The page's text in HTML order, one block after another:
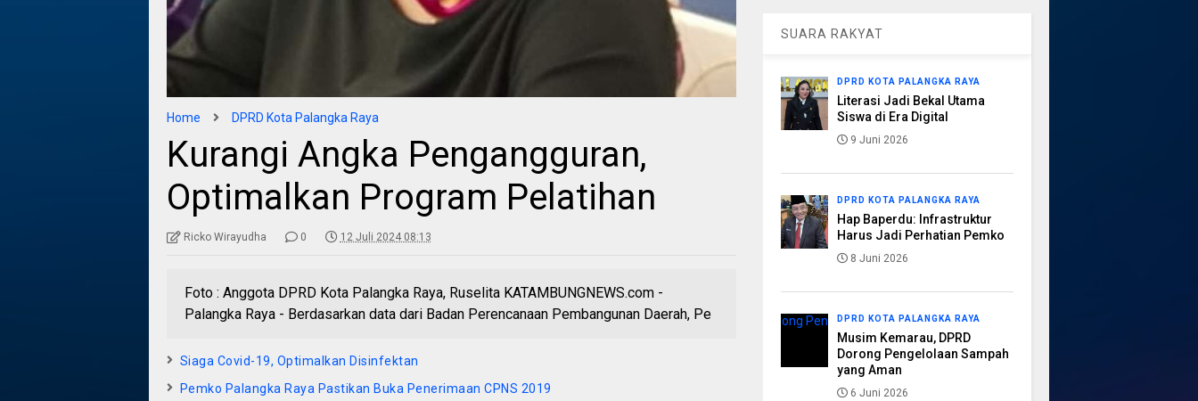
Home DPRD Kota Palangka Raya
Kurangi Angka Pengangguran,
Optimalkan Program Pelatihan
Ricko Wirayudha 0 12 Juli 2024 08:13
Foto : Anggota DPRD Kota Palangka Raya, Ruselita KATAMBUNGNEWS.com -
Palangka Raya - Berdasarkan data dari Badan Perencanaan Pembangunan Daerah, Pe
Siaga Covid-19, Optimalkan Disinfektan
Pemko Palangka Raya Pastikan Buka Penerimaan CPNS 2019
SUARA RAKYAT
DPRD KOTA PALANGKA RAYA
Literasi Jadi Bekal Utama
Siswa di Era Digital
9 Juni 2026
DPRD KOTA PALANGKA RAYA
Hap Baperdu: Infrastruktur
Harus Jadi Perhatian Pemko
8 Juni 2026
DPRD KOTA PALANGKA RAYA
Musim Kemarau, DPRD
Dorong Pengelolaan Sampah
yang Aman
6 Juni 2026